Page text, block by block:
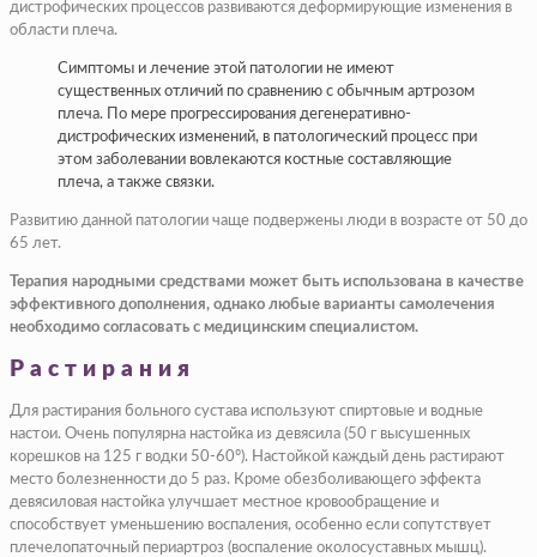
дистрофических процессов развиваются деформирующие изменения в
области плеча.
Симптомы и лечение этой патологии не имеют
существенных отличий по сравнению с обычным артрозом
плеча. По мере прогрессирования дегенеративно-
дистрофических изменений, в патологический процесс при
этом заболевании вовлекаются костные составляющие
плеча, а также связки.
Развитию данной патологии чаще подвержены люди в возрасте от 50 до
65 лет.
Терапия народными средствами может быть использована в качестве
эффективного дополнения, однако любые варианты самолечения
необходимо согласовать с медицинским специалистом.
Растирания
Для растирания больного сустава используют спиртовые и водные
настои. Очень популярна настойка из девясила (50 г высушенных
корешков на 125 г водки 50-60º). Настойкой каждый день растирают
место болезненности до 5 раз. Кроме обезболивающего эффекта
девясиловая настойка улучшает местное кровообращение и
способствует уменьшению воспаления, особенно если сопутствует
плечелопаточный периартроз (воспаление околосуставных мышц).